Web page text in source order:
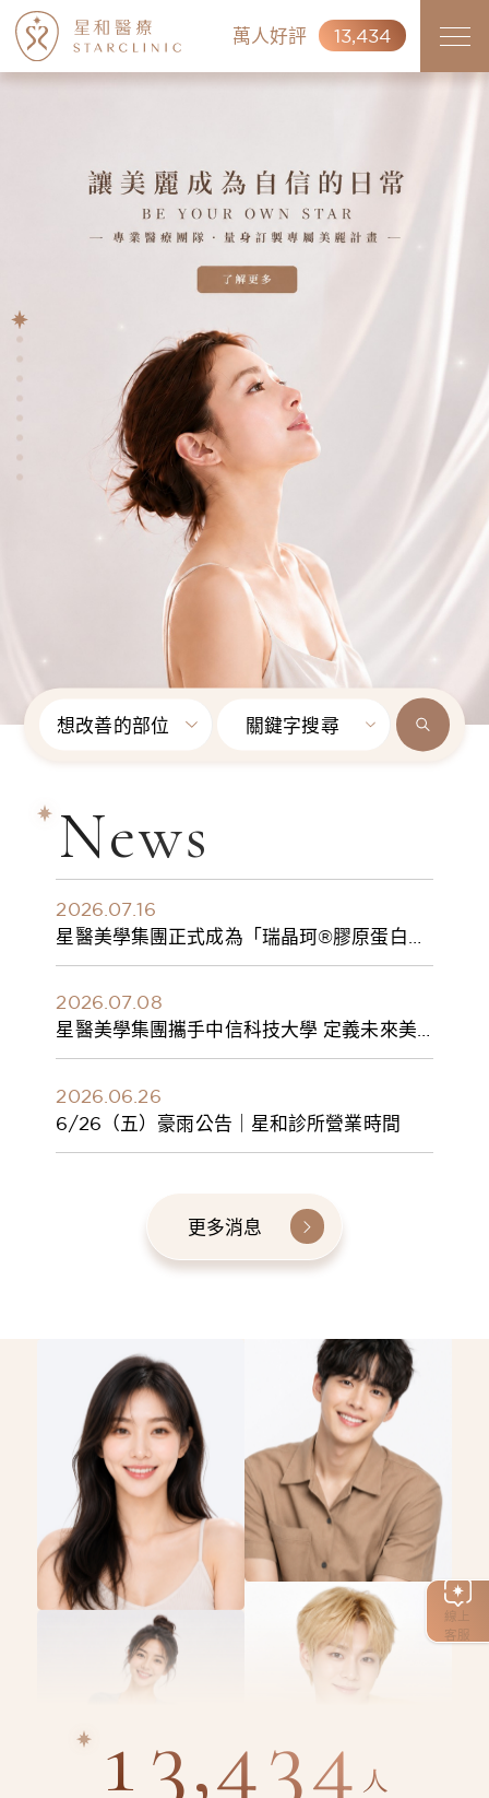
線上
客服
萬人好評 13,434
想改善的部位 關鍵字搜尋
News
2026.07.16
星醫美學集團正式成為「瑞晶珂®膠原蛋白植
入劑」台灣獨家總代理
2026.07.08
星醫美學集團攜手中信科技大學 定義未來美
學人才新標準 建構健康美學產學共育模式 串
2026.06.26
6/26（五）豪雨公告｜星和診所營業時間
更多消息
13,434 人